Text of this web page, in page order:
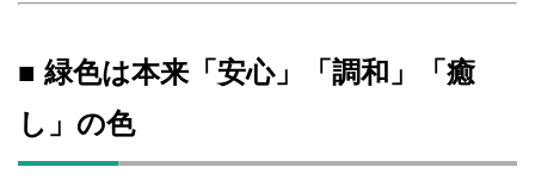
■ 緑色は本来「安心」「調和」「癒
し」の色